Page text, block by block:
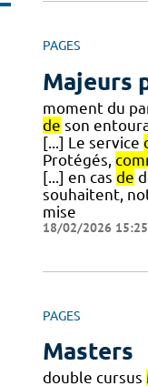
PAGES
Majeurs
moment du
de son
[...] Le service
Protégés,
[...] en cas de
souhaitent,
mise
18/02/2026 15:25
PAGES
Masters
double cursus